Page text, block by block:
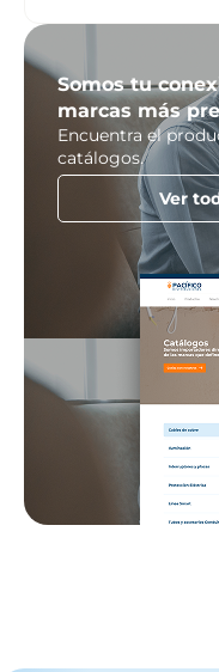
Somos tu
marcas más
Encuentra el
catálogos.
Ver